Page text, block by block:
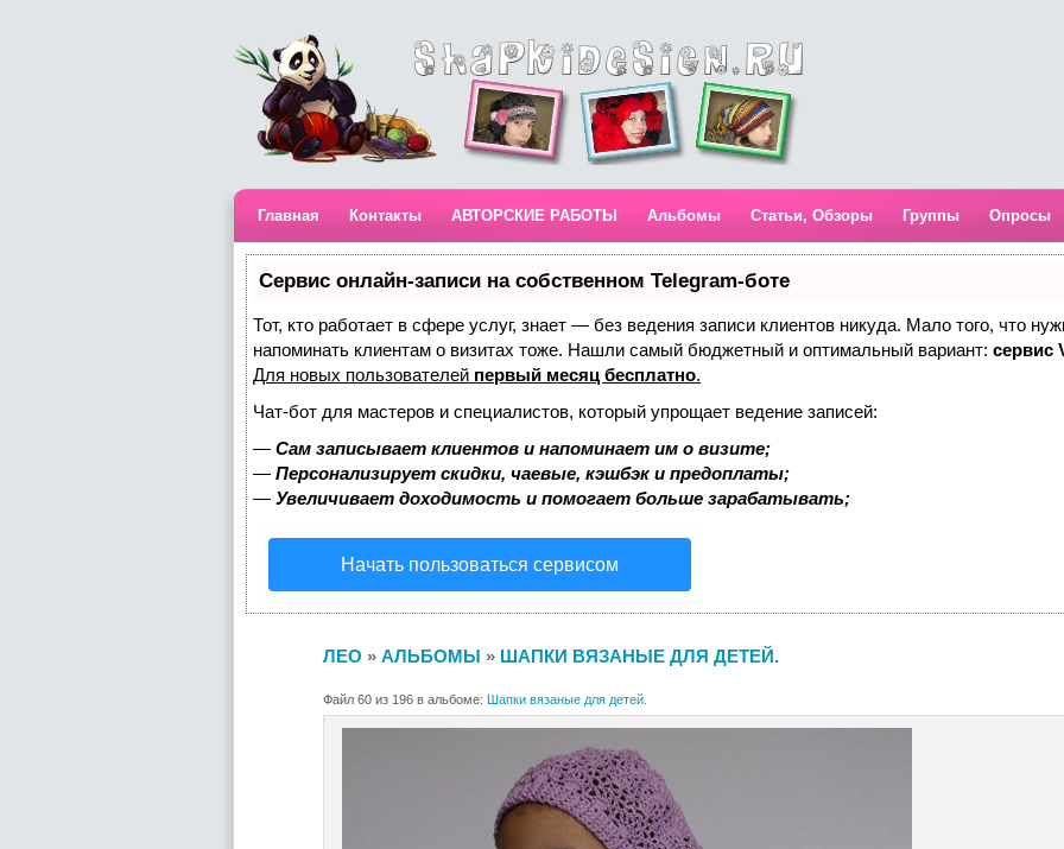
Главная Контакты АВТОРСКИЕ РАБОТЫ Альбомы Статьи, Обзоры Группы Опросы
Сервис онлайн-записи на собственном Telegram-боте
Тот, кто работает в сфере услуг, знает — без ведения записи клиентов никуда. Мало того, что
напоминать клиентам о визитах тоже. Нашли самый бюджетный и оптимальный вариант: сервис
Для новых пользователей первый месяц бесплатно.
Чат-бот для мастеров и специалистов, который упрощает ведение записей:
— Сам записывает клиентов и напоминает им о визите;
— Персонализирует скидки, чаевые, кэшбэк и предоплаты;
— Увеличивает доходимость и помогает больше зарабатывать;
Начать пользоваться сервисом
ЛЕО » АЛЬБОМЫ » ШАПКИ ВЯЗАНЫЕ ДЛЯ ДЕТЕЙ.
Файл 60 из 196 в альбоме: Шапки вязаные для детей.